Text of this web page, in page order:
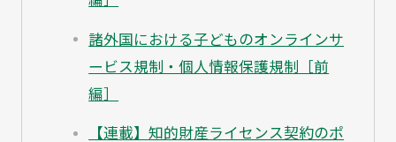
諸外国における子どものオンラインサ
ービス規制・個人情報保護規制［前
編］
【連載】知的財産ライセンス契約のポ